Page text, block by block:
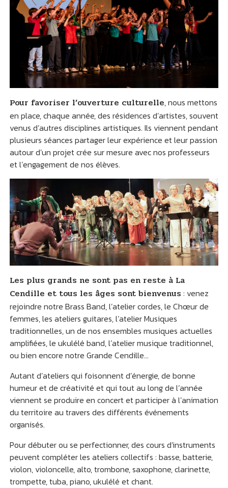
Pour favoriser l’ouverture culturelle, nous mettons
en place, chaque année, des résidences d’artistes, souvent
venus d’autres disciplines artistiques. Ils viennent pendant
plusieurs séances partager leur expérience et leur passion
autour d’un projet crée sur mesure avec nos professeurs
et l’engagement de nos élèves.
Les plus grands ne sont pas en reste à La
Cendille et tous les âges sont bienvenus : venez
rejoindre notre Brass Band, l’atelier cordes, le Chœur de
femmes, les ateliers guitares, l’atelier Musiques
traditionnelles, un de nos ensembles musiques actuelles
amplifiées, le ukulélé band, l’atelier musique traditionnel,
ou bien encore notre Grande Cendille…
Autant d’ateliers qui foisonnent d’énergie, de bonne
humeur et de créativité et qui tout au long de l’année
viennent se produire en concert et participer à l’animation
du territoire au travers des différents événements
organisés.
Pour débuter ou se perfectionner, des cours d'instruments
peuvent compléter les ateliers collectifs : basse, batterie,
violon, violoncelle, alto, trombone, saxophone, clarinette,
trompette, tuba, piano, ukulélé et chant.